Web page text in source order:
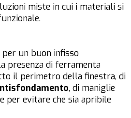
miste in cui i materiali si
un buon infisso
presenza di ferramenta
il perimetro della finestra, di
, di maniglie
per evitare che sia apribile